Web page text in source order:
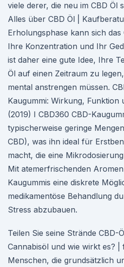
viele derer, die neu im CBD Öl
Alles über CBD Öl |
Erholungsphase kann sich das
Ihre Konzentration und Ihr
ist daher eine gute Idee, Ihre
Öl auf einen Zeitraum zu
mental anstrengen müssen.
Kaugummi: Wirkung, Funktion
(2019) I CBD360 CBD-
typischerweise geringe
CBD), was ihn ideal für
macht, die eine
Mit atemerfrischenden
Kaugummis eine diskrete
medikamentöse Behandlung
Stress abzubauen.
Teilen Sie seine Strände CBD-
Cannabisöl und wie wirkt es?
Menschen, die grundsätzlich